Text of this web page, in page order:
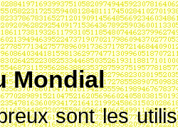
Mondial
sont les